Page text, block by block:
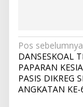
N
a
v
Pos sebelumnya
DANSESKOAL
PAPARAN
PASIS DIKREG
ANGKATAN